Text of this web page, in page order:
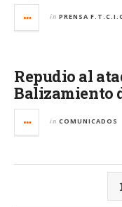
in PRENSA
Repudio al
Balizamiento
in COMUNICADOS